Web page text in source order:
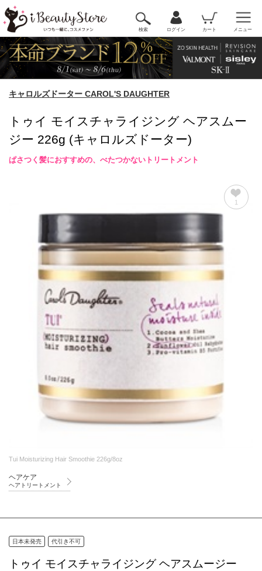
検索 ログイン カート メニュー
キャロルズドーター CAROL'S DAUGHTER
トゥイ モイスチャライジング ヘアスムー
ジー 226g (キャロルズドーター)
ぱさつく髪におすすめの、べたつかないトリートメント
1
Tui Moisturizing Hair Smoothie 226g/8oz
ヘアケア
ヘアトリートメント
日本未発売 代引き不可
トゥイ モイスチャライジング ヘアスムージー